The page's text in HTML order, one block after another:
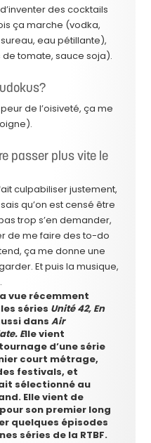
des cocktails
ça marche (vodka,
eau pétillante),
tomate, sauce soja).
de l’oisiveté, ça me
passer plus vite le
culpabiliser justement,
qu’on est censé être
trop s’en demander,
de me faire des to-do
ça me donne une
Et puis la musique,
vue récemment
séries Unité 42, En
dansAir
Elle vient
d’une série
court métrage,
festivals, et
sélectionné au
Elle vient de
son premier long
quelques épisodes
séries de la RTBF.